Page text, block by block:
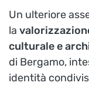
Un ulteriore
la
culturale e
di Bergamo,
identità